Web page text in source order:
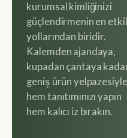
kurumsal kimliğinizi
güçlendirmenin en
yollarından biridir.
Kalemden ajandaya,
kupadan çantaya
geniş ürün yelpazesiyle
hem tanıtımınızı yapın
hem kalıcı iz bırakın.